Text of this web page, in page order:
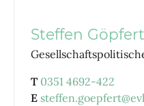
Steffen Göpfert
T 0351 4692-422
E